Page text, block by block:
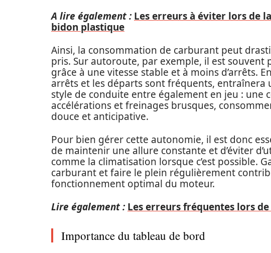
A lire également : Les erreurs à éviter lors de
bidon plastique
Ainsi, la consommation de carburant peut
pris. Sur autoroute, par exemple, il est souvent
grâce à une vitesse stable et à moins d’arrêts.
arrêts et les départs sont fréquents, entraînera
style de conduite entre également en jeu : une
accélérations et freinages brusques,
douce et anticipative.
Pour bien gérer cette autonomie, il est donc
de maintenir une allure constante et d’éviter
comme la climatisation lorsque c’est possible.
carburant et faire le plein régulièrement
fonctionnement optimal du moteur.
Lire également : Les erreurs fréquentes lors
Importance du tableau de bord